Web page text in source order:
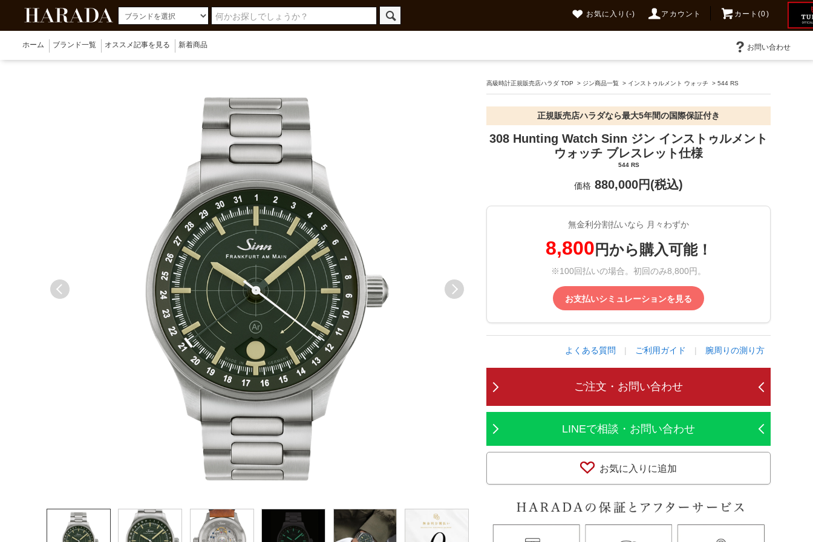
お気に入り (-) アカウント カート(0)
ホーム ブランド一覧 オススメ記事を見る 新着商品 お問い合わせ
高級時計正規販売店ハラダ TOP > ジン商品一覧 > インストゥルメント ウォッチ >544 RS
正規販売店ハラダなら最大5年間の国際保証付き
308 Hunting Watch Sinn ジン インストゥルメント
ウォッチ ブレスレット仕様
544 RS
価格 880,000円(税込)
無金利分割払いなら 月々わずか
8,800 円から購入可能！
※100回払いの場合。初回のみ8,800円。
お支払いシミュレーションを見る
よくある質問 | ご利用ガイド | 腕周りの測り方
ご注文・お問い合わせ
LINEで相談・お問い合わせ
お気に入りに追加